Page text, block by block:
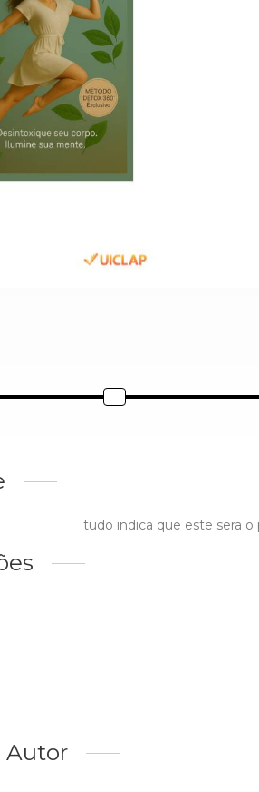
tudo indica que este sera
Autor